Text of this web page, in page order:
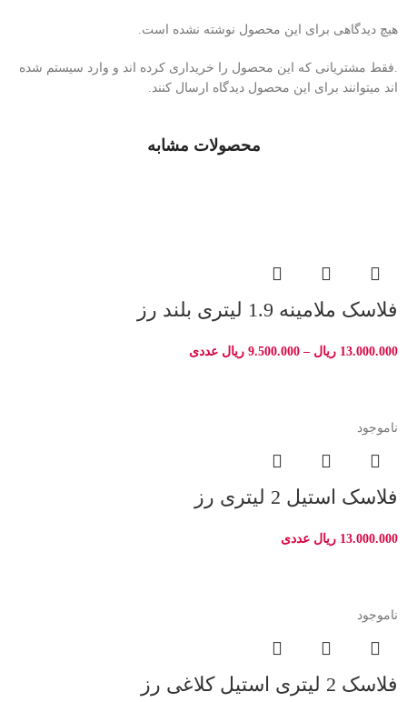
هیچ دیدگاهی برای این محصول نوشته نشده است.
.فقط مشتریانی که این محصول را خریداری کرده اند و وارد سیستم شده
اند میتوانند برای این محصول دیدگاه ارسال کنند.
محصولات مشابه
فلاسک ملامینه 1.9 لیتری بلند رز
13.000.000 ریال –
9.500.000 ریال عددی
ناموجود
فلاسک استیل 2 لیتری رز
13.000.000 ریال عددی
ناموجود
فلاسک 2 لیتری استیل کلاغی رز